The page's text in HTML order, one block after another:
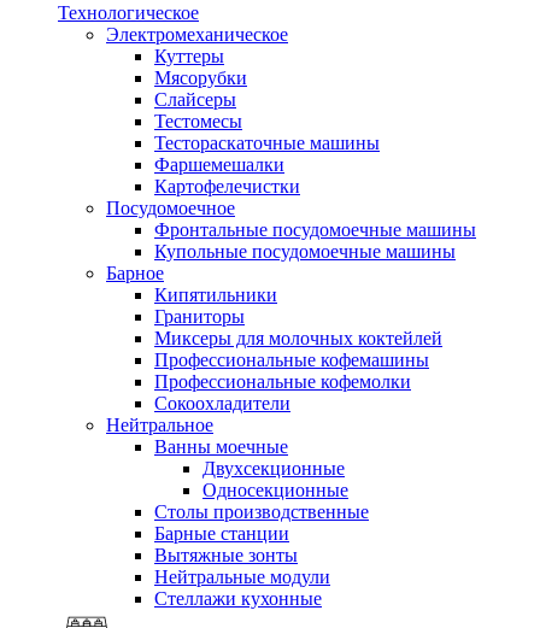
Технологическое
Электромеханическое
Куттеры
Мясорубки
Слайсеры
Тестомесы
Тестораскаточные машины
Фаршемешалки
Картофелечистки
Посудомоечное
Фронтальные посудомоечные машины
Купольные посудомоечные машины
Барное
Кипятильники
Граниторы
Миксеры для молочных коктейлей
Профессиональные кофемашины
Профессиональные кофемолки
Сокоохладители
Нейтральное
Ванны моечные
Двухсекционные
Односекционные
Столы производственные
Барные станции
Вытяжные зонты
Нейтральные модули
Стеллажи кухонные